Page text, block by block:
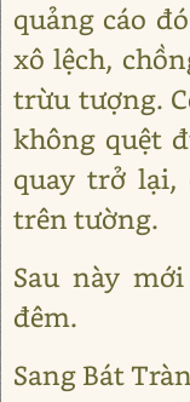
quảng cáo
xô lệch,
trừu tượng.
không quệt
quay trở lại,
trên tường.
Sau này
đêm.
Sang Bát